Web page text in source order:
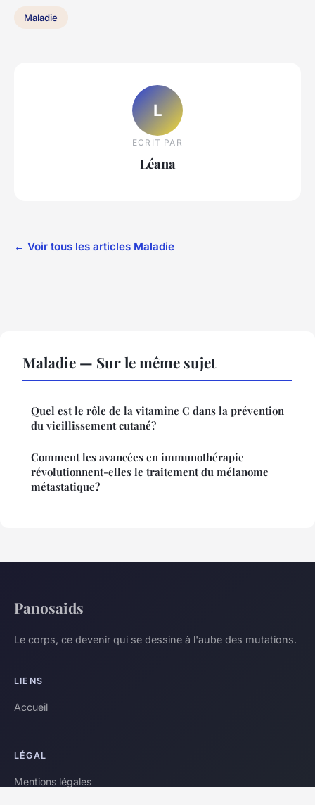
Maladie
L
ECRIT PAR
Léana
← Voir tous les articles Maladie
Maladie — Sur le même sujet
Quel est le rôle de la vitamine C dans la prévention
du vieillissement cutané?
Comment les avancées en immunothérapie
révolutionnent-elles le traitement du mélanome
métastatique?
Panosaids
Le corps, ce devenir qui se dessine à l'aube des mutations.
LIENS
Accueil
LÉGAL
Mentions légales